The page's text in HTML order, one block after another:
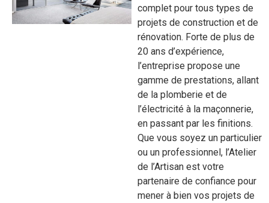
complet pour tous types de
projets de construction et de
rénovation. Forte de plus de
20 ans d’expérience,
l’entreprise propose une
gamme de prestations, allant
de la plomberie et de
l’électricité à la maçonnerie,
en passant par les finitions.
Que vous soyez un particulier
ou un professionnel, l’Atelier
de l’Artisan est votre
partenaire de confiance pour
mener à bien vos projets de